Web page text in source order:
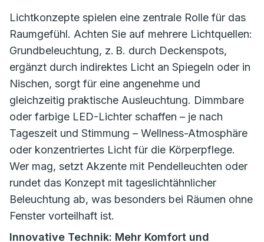
Lichtkonzepte spielen eine zentrale Rolle für das
Raumgefühl. Achten Sie auf mehrere Lichtquellen:
Grundbeleuchtung, z. B. durch Deckenspots,
ergänzt durch indirektes Licht an Spiegeln oder in
Nischen, sorgt für eine angenehme und
gleichzeitig praktische Ausleuchtung. Dimmbare
oder farbige LED-Lichter schaffen – je nach
Tageszeit und Stimmung – Wellness-Atmosphäre
oder konzentriertes Licht für die Körperpflege.
Wer mag, setzt Akzente mit Pendelleuchten oder
rundet das Konzept mit tageslichtähnlicher
Beleuchtung ab, was besonders bei Räumen ohne
Fenster vorteilhaft ist.
Innovative Technik: Mehr Komfort und